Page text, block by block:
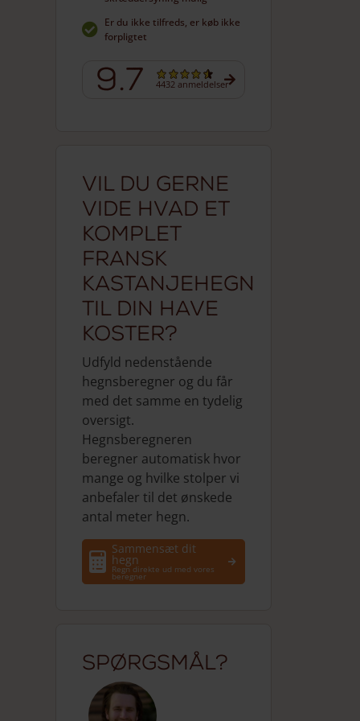
Er du ikke tilfreds, er køb ikke
forpligtet
9.7 4432 anmeldelser
Vil du gerne
vide hvad et
komplet
fransk
kastanjehegn
til din have
koster?
Udfyld nedenstående
hegnsberegner og du får
med det samme en tydelig
oversigt.
Hegnsberegneren
beregner automatisk hvor
mange og hvilke stolper vi
anbefaler til det ønskede
antal meter hegn.
Sammensæt dit
hegn
Regn direkte ud med vores
beregner
Spørgsmål?